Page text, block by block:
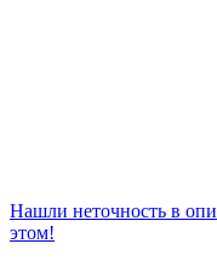
Нашли неточность в
этом!